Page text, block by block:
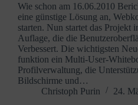
Wie schon am 16.06.2010
eine günstige Lösung an,
starten. Nun startet das Projekt
Auflage, die die
Verbessert. Die wichtigsten
funktion ein Multi-User-
Profilverwaltung, die
Bildschirme und…
Christoph Purin
24.